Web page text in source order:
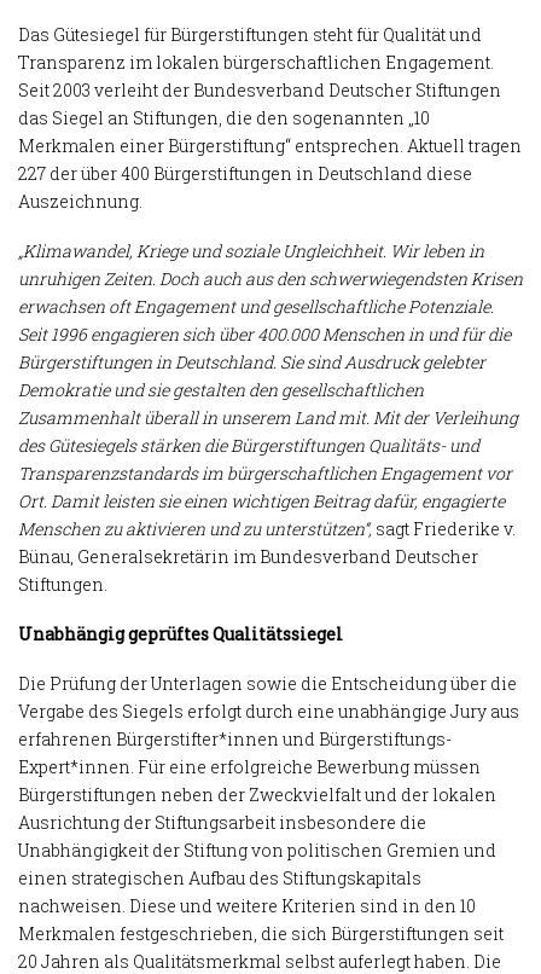
Das Gütesiegel für Bürgerstiftungen steht für Qualität und
Transparenz im lokalen bürgerschaftlichen Engagement.
Seit 2003 verleiht der Bundesverband Deutscher Stiftungen
das Siegel an Stiftungen, die den sogenannten „10
Merkmalen einer Bürgerstiftung“ entsprechen. Aktuell tragen
227 der über 400 Bürgerstiftungen in Deutschland diese
Auszeichnung.
„Klimawandel, Kriege und soziale Ungleichheit. Wir leben in
unruhigen Zeiten. Doch auch aus den schwerwiegendsten Krisen
erwachsen oft Engagement und gesellschaftliche Potenziale.
Seit 1996 engagieren sich über 400.000 Menschen in und für die
Bürgerstiftungen in Deutschland. Sie sind Ausdruck gelebter
Demokratie und sie gestalten den gesellschaftlichen
Zusammenhalt überall in unserem Land mit. Mit der Verleihung
des Gütesiegels stärken die Bürgerstiftungen Qualitäts- und
Transparenzstandards im bürgerschaftlichen Engagement vor
Ort. Damit leisten sie einen wichtigen Beitrag dafür, engagierte
Menschen zu aktivieren und zu unterstützen“, sagt Friederike v.
Bünau, Generalsekretärin im Bundesverband Deutscher
Stiftungen.
Unabhängig geprüftes Qualitätssiegel
Die Prüfung der Unterlagen sowie die Entscheidung über die
Vergabe des Siegels erfolgt durch eine unabhängige Jury aus
erfahrenen Bürgerstifter*innen und Bürgerstiftungs­
Expert*innen. Für eine erfolgreiche Bewerbung müssen
Bürgerstiftungen neben der Zweckvielfalt und der lokalen
Ausrichtung der Stiftungsarbeit insbesondere die
Unabhängigkeit der Stiftung von politischen Gremien und
einen strategischen Aufbau des Stiftungskapitals
nachweisen. Diese und weitere Kriterien sind in den 10
Merkmalen festgeschrieben, die sich Bürgerstiftungen seit
20 Jahren als Qualitätsmerkmal selbst auferlegt haben. Die